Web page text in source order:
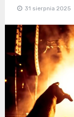
31 sierpnia 2025